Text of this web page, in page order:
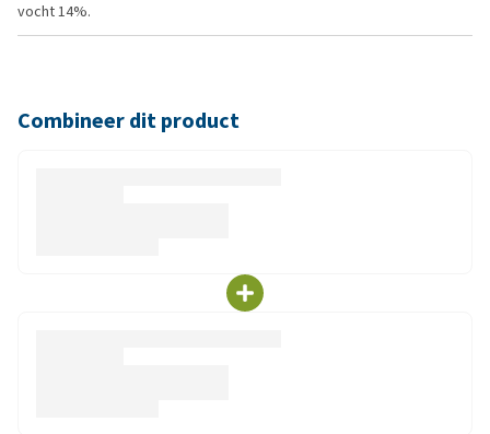
vocht 14%.
Combineer dit product